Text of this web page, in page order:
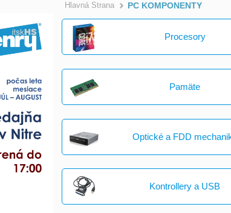
Hlavná Strana >
PC KOMPONENTY
Procesory
Pamäte
Optické a FDD
Kontrollery a USB